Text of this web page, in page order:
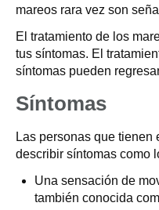
mareos rara vez son
El tratamiento de los
tus síntomas. El
síntomas pueden
Síntomas
Las personas que
describir síntomas como
Una sensación de
también conocida